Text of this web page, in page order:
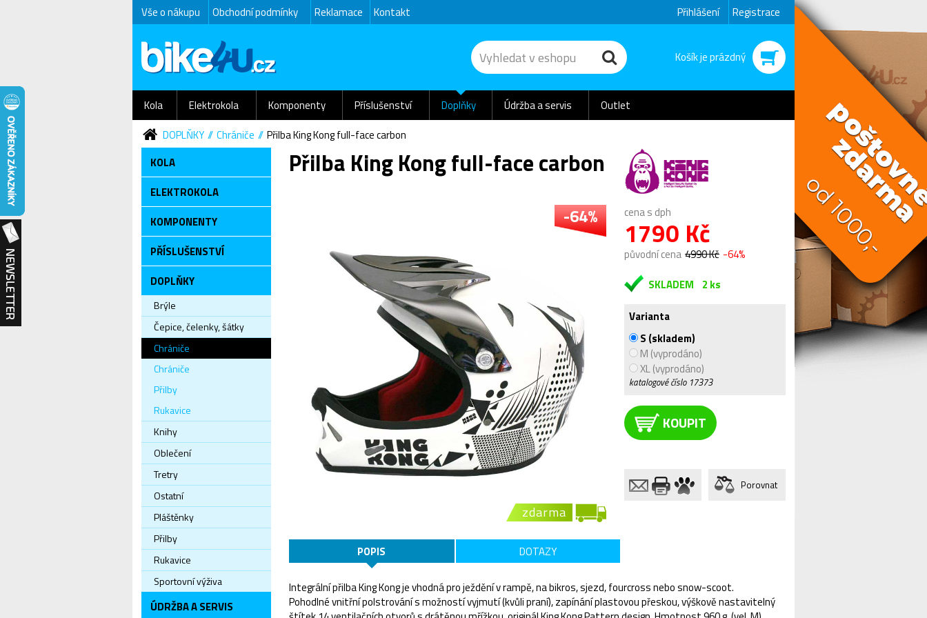
Vše o nákupu Obchodní podmínky Reklamace Kontakt Přihlášení Registrace
Košík je prázdný
Kola Elektrokola Komponenty Příslušenství Doplňky Údržba a servis
Outlet
DOPLŇKY
Chrániče
Přilba King Kong full-face carbon
KOLA
ELEKTROKOLA
KOMPONENTY
PŘÍSLUŠENSTVÍ
DOPLŇKY
Brýle
Čepice, čelenky, šátky
Chrániče
Chrániče
Přilby
Rukavice
Knihy
Oblečení
Tretry
Ostatní
Pláštěnky
Přilby
Rukavice
Sportovní výživa
ÚDRŽBA A SERVIS
Přilba King Kong full-face carbon
-64%
zdarma
cena s dph
1790 Kč
původní cena 4990 Kč -64%
SKLADEM 2 ks
Varianta
S (skladem)
M (vyprodáno)
XL (vyprodáno)
katalogové číslo 17373
KOUPIT
Porovnat
POPIS DOTAZY
Integrální přilba King Kong je vhodná pro ježdění v rampě, na bikros, sjezd, fourcross nebo snow-scoot.
Pohodlné vnitřní polstrování s možností vyjmutí (kvůli praní), zapínání plastovou přeskou, výškově nastavitelný